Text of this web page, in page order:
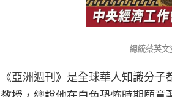
總統蔡英文
《亞洲週刊》是全球華人知識分